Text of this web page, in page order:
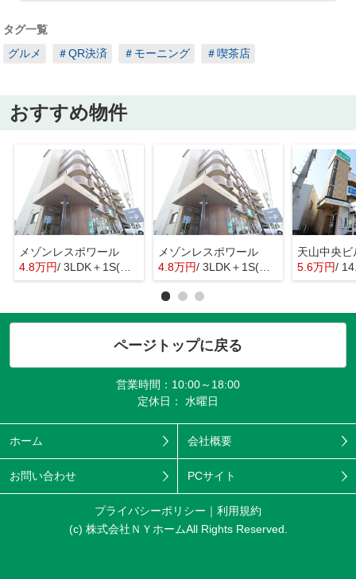
タグ一覧
グルメ
＃QR決済 ＃モーニング ＃喫茶店
おすすめ物件
メゾンレスポワール
4.8万円/ 3LDK＋1S(納戸)
メゾンレスポワール
4.8万円/ 3LDK＋1S(納戸)
天山中央ビ
5.6万円/
ページトップに戻る
営業時間：10:00～18:00
定休日： 水曜日
ホーム 会社概要
お問い合わせ PCサイト
プライバシーポリシー
利用規約
(c) 株式会社ＮＹホームAll Rights Reserved.